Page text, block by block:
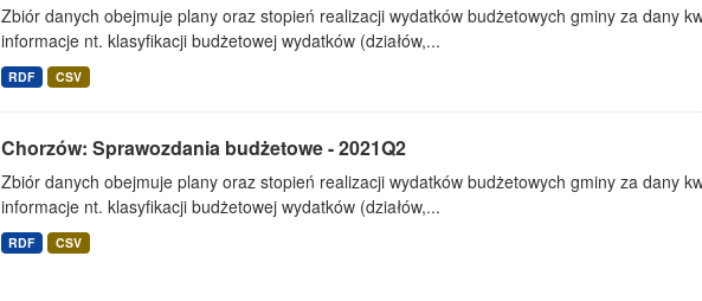
Zbiór danych obejmuje plany oraz stopień realizacji wydatków budżetowych gminy za dany
informacje nt. klasyfikacji budżetowej wydatków (działów,...
RDF CSV
Chorzów: Sprawozdania budżetowe - 2021Q2
Zbiór danych obejmuje plany oraz stopień realizacji wydatków budżetowych gminy za dany
informacje nt. klasyfikacji budżetowej wydatków (działów,...
RDF CSV